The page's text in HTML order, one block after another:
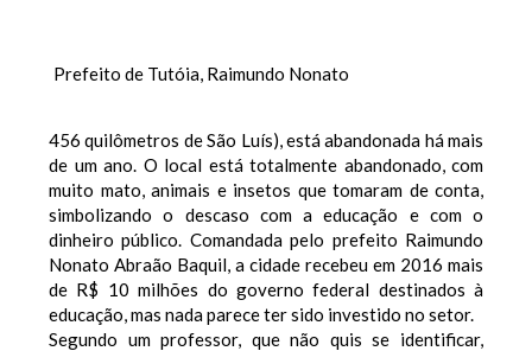
Prefeito de Tutóia, Raimundo Nonato
456 quilômetros de São Luís), está abandonada há mais
de um ano. O local está totalmente abandonado, com
muito mato, animais e insetos que tomaram de conta,
simbolizando o descaso com a educação e com o
dinheiro público. Comandada pelo prefeito Raimundo
Nonato Abraão Baquil, a cidade recebeu em 2016 mais
de R$ 10 milhões do governo federal destinados à
educação, mas nada parece ter sido investido no setor.
Segundo um professor, que não quis se identificar,